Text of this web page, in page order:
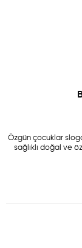
Özgün çocuklar
sağlıklı doğal ve